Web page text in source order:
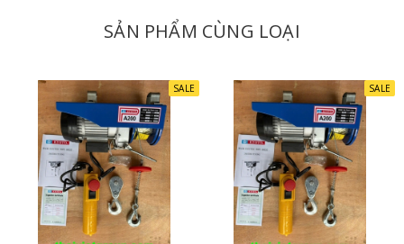
phải kiểm tra lại hoặc thay mới.
Máy nên được sử dụng nơi khô ráo, tránh nhiệt độ quá
thấp.
Trường hợp máy không thể nâng tải, không nên cố gắng
nhấn nút điều khiển, điều đó có nghĩa rằng: tải vượt quá
công suất tối đa của máy.
SẢN PHẨM CÙNG LOẠI
SALE SALE